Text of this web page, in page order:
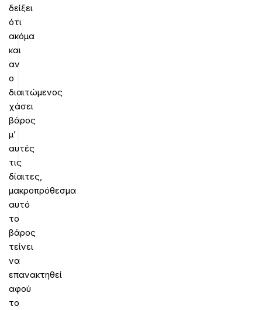
δείξει
ότι
ακόμα
και
αν
ο
διαιτώμενος
χάσει
βάρος
μ’
αυτές
τις
δίαιτες,
μακροπρόθεσμα
αυτό
το
βάρος
τείνει
να
επανακτηθεί
αφού
το